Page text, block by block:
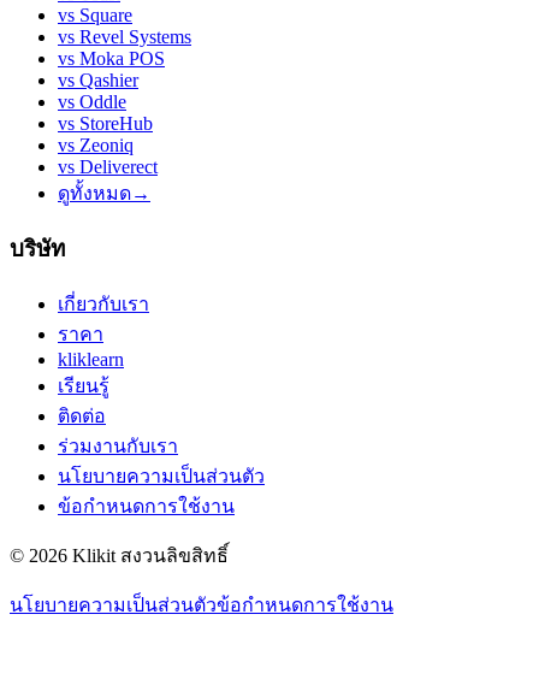
vs Square
vs Revel Systems
vs Moka POS
vs Qashier
vs Oddle
vs StoreHub
vs Zeoniq
vs Deliverect
ดูทั้งหมด→
บริษัท
เกี่ยวกับเรา
ราคา
kliklearn
เรียนรู้
ติดต่อ
ร่วมงานกับเรา
นโยบายความเป็นส่วนตัว
ข้อกำหนดการใช้งาน
© 2026 Klikit สงวนลิขสิทธิ์
นโยบายความเป็นส่วนตัวข้อกำหนดการใช้งาน